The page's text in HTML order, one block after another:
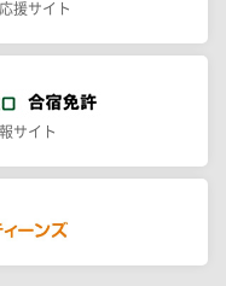
援サイト
サイト